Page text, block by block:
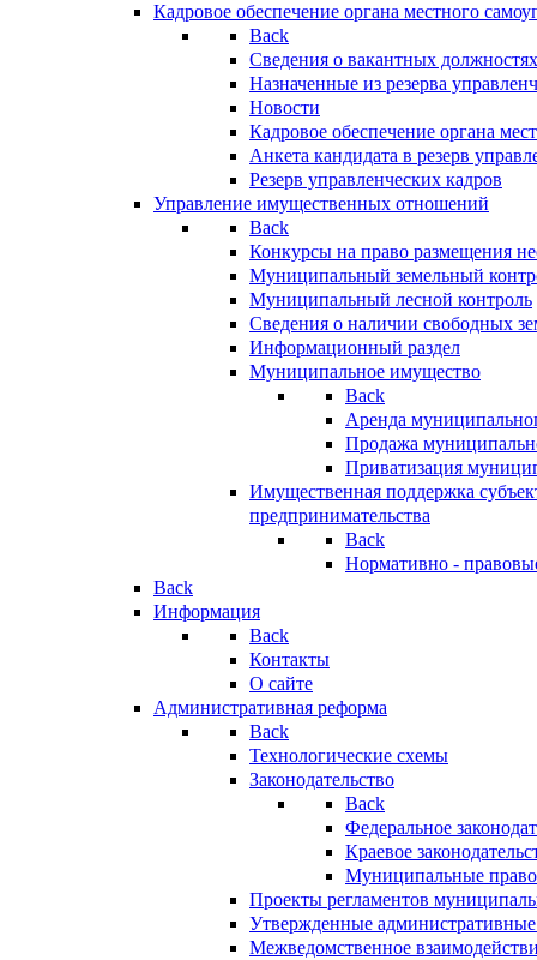
Кадровое обеспечение органа местного
Back
Сведения о вакантных
Назначенные из резерва
Новости
Кадровое обеспечение органа
Анкета кандидата в резерв
Резерв управленческих кадров
Управление имущественных отношений
Back
Конкурсы на право размещения
Муниципальный земельный
Муниципальный лесной контроль
Сведения о наличии свободных
Информационный раздел
Муниципальное имущество
Back
Аренда
Продажа
Приватизация
Имущественная поддержка
предпринимательства
Back
Нормативно -
Back
Информация
Back
Контакты
О сайте
Административная реформа
Back
Технологические схемы
Законодательство
Back
Федеральное
Краевое
Муниципальные
Проекты регламентов
Утвержденные
Межведомственное